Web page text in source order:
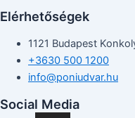
Elérhetőségek
1121 Budapest
+3630 500 1200
info@poniudvar.hu
Social Media